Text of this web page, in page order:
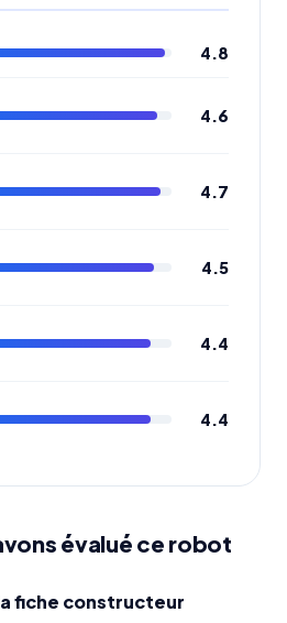
4.8
4.6
4.7
4.5
4.4
4.4
évalué ce robot
fiche constructeur